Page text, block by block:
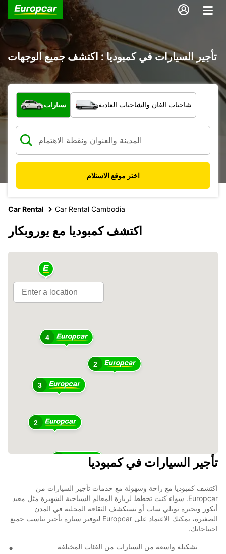
تأجير السيارات في كمبوديا : اكتشف جميع الوجهات
ما نوع المركبة؟
سيارات شاحنات الفان والشاحنات العادية
اختر موقع الاستلام
Car Rental Car Rental Cambodia
اكتشف كمبوديا مع يوروبكار
2
4
3
2
تأجير السيارات في كمبوديا
اكتشف كمبوديا مع راحة وسهولة مع خدمات تأجير السيارات من
Europcar. سواء كنت تخطط لزيارة المعالم السياحية الشهيرة مثل معبد
أنكور وبحيرة تونلي ساب أو تستكشف الثقافة المحلية في المدن
الصغيرة، يمكنك الاعتماد على Europcar لتوفير سيارة تأجير تناسب جميع
احتياجاتك.
تشكيلة واسعة من السيارات من الفئات المختلفة